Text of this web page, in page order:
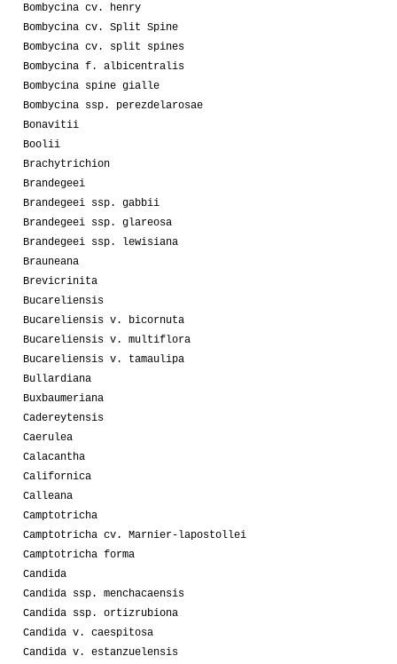
Bombycina cv. henry
Bombycina cv. Split Spine
Bombycina cv. split spines
Bombycina f. albicentralis
Bombycina spine gialle
Bombycina ssp. perezdelarosae
Bonavitii
Boolii
Brachytrichion
Brandegeei
Brandegeei ssp. gabbii
Brandegeei ssp. glareosa
Brandegeei ssp. lewisiana
Brauneana
Brevicrinita
Bucareliensis
Bucareliensis v. bicornuta
Bucareliensis v. multiflora
Bucareliensis v. tamaulipa
Bullardiana
Buxbaumeriana
Cadereytensis
Caerulea
Calacantha
Californica
Calleana
Camptotricha
Camptotricha cv. Marnier-lapostollei
Camptotricha forma
Candida
Candida ssp. menchacaensis
Candida ssp. ortizrubiona
Candida v. caespitosa
Candida v. estanzuelensis